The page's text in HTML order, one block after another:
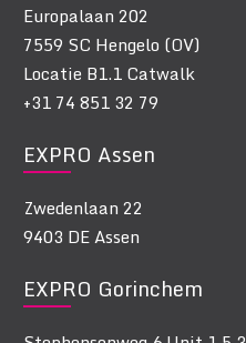
Europalaan 202
7559 SC Hengelo (OV)
Locatie B1.1 Catwalk
+31 74 851 32 79
EXPRO Assen
Zwedenlaan 22
9403 DE Assen
EXPRO Gorinchem